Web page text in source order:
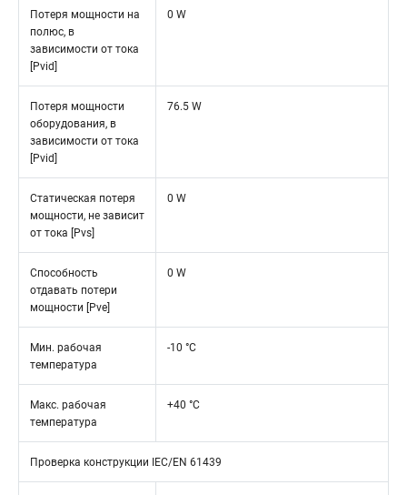
Потеря мощности на
полюс, в
зависимости от тока
[Pvid]
0 W
Потеря мощности
оборудования, в
зависимости от тока
[Pvid]
76.5 W
Статическая потеря
мощности, не зависит
от тока [Pvs]
0 W
Способность
отдавать потери
мощности [Pve]
0 W
Мин. рабочая
температура
-10 °C
Макс. рабочая
температура
+40 °C
Проверка конструкции IEC/EN 61439